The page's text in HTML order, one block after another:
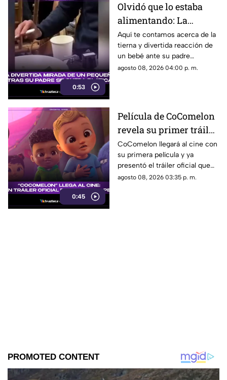
0:53
Olvidó que lo estaba
alimentando: La
divertida mirada de un
pequeño mientras su
padre se queda
platicando
Aquí te contamos acerca de la
tierna y divertida reacción de
un bebé ante su padre
distraído. Estos son todos los
agosto 08, 2026 04:00 p. m.
0:45
Película de CoComelon
revela su primer tráiler
oficial y emociona a sus
pequeños fans
CoComelon llegará al cine con
su primera película y ya
presentó el tráiler oficial que
sorprendió a sus seguidores.
agosto 08, 2026 03:35 p. m.